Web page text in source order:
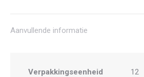
Aanvullende informatie
Verpakkingseenheid 12